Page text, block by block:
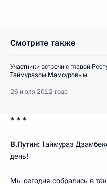
Смотрите также
Участники встречи с главой
Таймуразом Мамсуровым
26 июля 2012 года
* * *
В.Путин: Таймураз
день!
Мы сегодня собрались в